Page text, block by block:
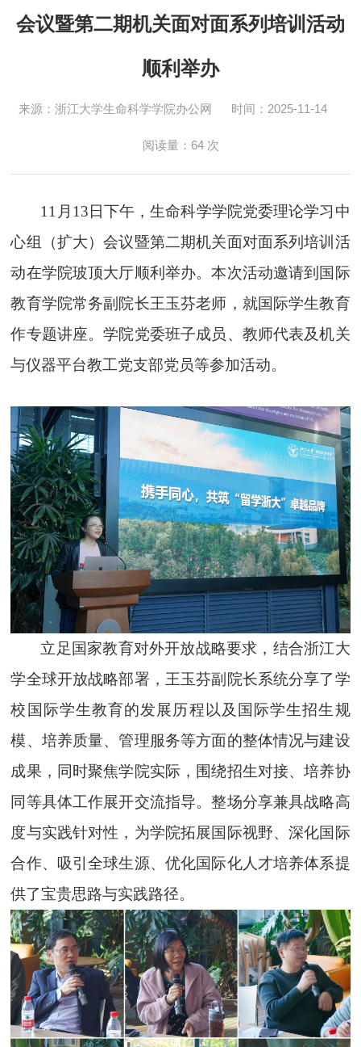
会议暨第二期机关面对面系列培训活动
顺利举办
来源：浙江大学生命科学学院办公网 时间：2025-11-14
阅读量： 64 次
11 月 13 日下午，生命科学学院党委理论学习中
心组（扩大）会议暨第二期机关面对面系列培训活
动在学院玻顶大厅顺利举办。本次活动邀请到国际
教育学院常务副院长王玉芬老师，就国际学生教育
作专题讲座。学院党委班子成员、教师代表及机关
与仪器平台教工党支部党员等参加活动。
立足国家教育对外开放战略要求，结合浙江大
学全球开放战略部署，王玉芬副院长系统分享了学
校国际学生教育的发展历程以及国际学生招生规
模、培养质量、管理服务等方面的整体情况与建设
成果，同时聚焦学院实际，围绕招生对接、培养协
同等具体工作展开交流指导。整场分享兼具战略高
度与实践针对性，为学院拓展国际视野、深化国际
合作、吸引全球生源、优化国际化人才培养体系提
供了宝贵思路与实践路径。